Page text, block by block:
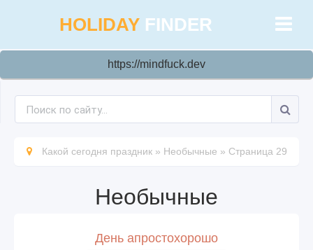
HOLIDAY FINDER
https://mindfuck.dev
Какой сегодня праздник » Необычные » Страница 29
Необычные
День апростохорошо